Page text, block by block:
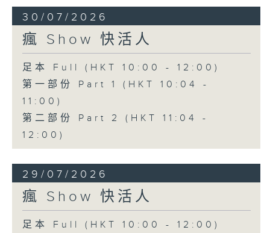
30/07/2026
瘋 Show 快活人
足本 Full (HKT 10:00 - 12:00)
第一部份 Part 1 (HKT 10:04 -
11:00)
第二部份 Part 2 (HKT 11:04 -
12:00)
29/07/2026
瘋 Show 快活人
足本 Full (HKT 10:00 - 12:00)